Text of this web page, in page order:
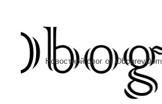
Новостной блог от ObogrevDom